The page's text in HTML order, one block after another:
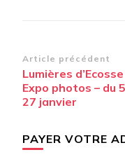
Navigation
d’article
Article précédent
Lumières d’Ecosse
Expo photos – du
27 janvier
PAYER VOTRE